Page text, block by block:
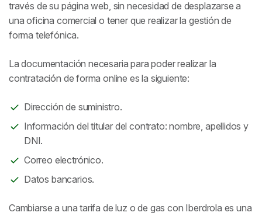
través de su página web, sin necesidad de desplazarse a
una oficina comercial o tener que realizar la gestión de
forma telefónica.
La documentación necesaria para poder realizar la
contratación de forma online es la siguiente:
Dirección de suministro.
Información del titular del contrato: nombre, apellidos y
DNI.
Correo electrónico.
Datos bancarios.
Cambiarse a una tarifa de luz o de gas con Iberdrola es una